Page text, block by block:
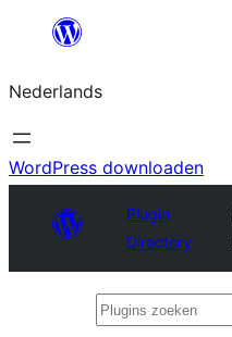
de
inhoud
Nederlands
WordPress downloaden
Plugin
Directory
Plugins